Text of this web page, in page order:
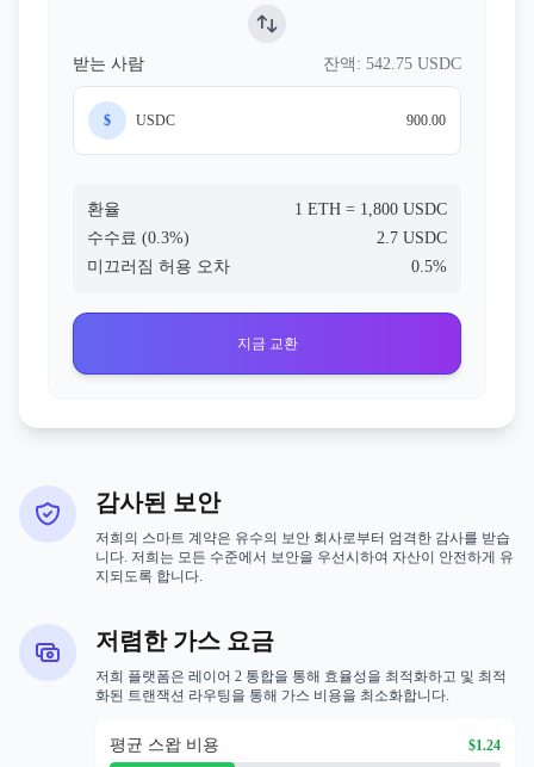
감사된 보안
저희의 스마트 계약은 유수의 보안 회사로부터 엄격한 감사를 받습
니다. 저희는 모든 수준에서 보안을 우선시하여 자산이 안전하게 유
지되도록 합니다.
저렴한 가스 요금
저희 플랫폼은 레이어 2 통합을 통해 효율성을 최적화하고 및 최적
화된 트랜잭션 라우팅을 통해 가스 비용을 최소화합니다.
평균 스왑 비용 $1.24
받는 사람 잔액: 542.75 USDC
$ USDC 900.00
환율
1 ETH = 1,800 USDC
수수료 (0.3%)
2.7 USDC
미끄러짐 허용 오차
0.5%
지금 교환